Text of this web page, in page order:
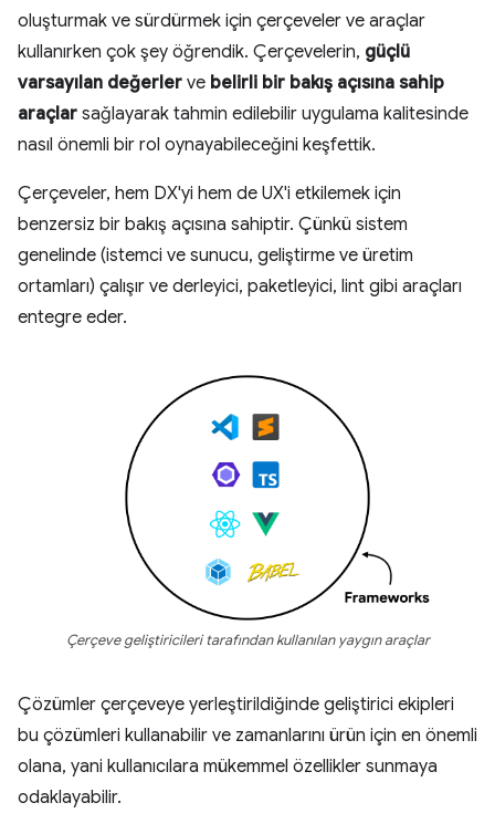
oluşturmak ve sürdürmek için çerçeveler ve araçlar
kullanırken çok şey öğrendik. Çerçevelerin, güçlü
varsayılan değerler ve belirli bir bakış açısına sahip
araçlar sağlayarak tahmin edilebilir uygulama kalitesinde
nasıl önemli bir rol oynayabileceğini keşfettik.
Çerçeveler, hem DX'yi hem de UX'i etkilemek için
benzersiz bir bakış açısına sahiptir. Çünkü sistem
genelinde (istemci ve sunucu, geliştirme ve üretim
ortamları) çalışır ve derleyici, paketleyici, lint gibi araçları
entegre eder.
Çerçeve geliştiricileri tarafından kullanılan yaygın araçlar
Çözümler çerçeveye yerleştirildiğinde geliştirici ekipleri
bu çözümleri kullanabilir ve zamanlarını ürün için en önemli
olana, yani kullanıcılara mükemmel özellikler sunmaya
odaklayabilir.